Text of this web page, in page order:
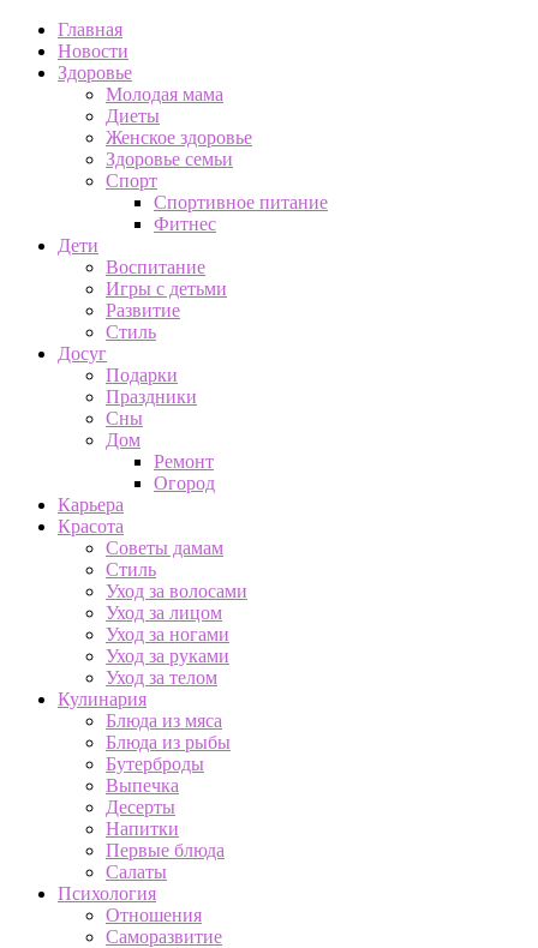
Главная
Новости
Здоровье
Молодая мама
Диеты
Женское здоровье
Здоровье семьи
Спорт
Спортивное питание
Фитнес
Дети
Воспитание
Игры с детьми
Развитие
Стиль
Досуг
Подарки
Праздники
Сны
Дом
Ремонт
Огород
Карьера
Красота
Советы дамам
Стиль
Уход за волосами
Уход за лицом
Уход за ногами
Уход за руками
Уход за телом
Кулинария
Блюда из мяса
Блюда из рыбы
Бутерброды
Выпечка
Десерты
Напитки
Первые блюда
Салаты
Психология
Отношения
Саморазвитие